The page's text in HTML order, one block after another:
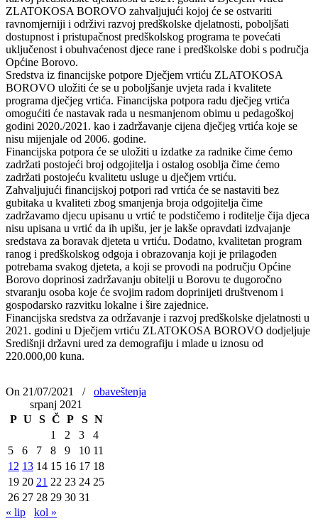
ZLATOKOSA BOROVO zahvaljujući kojoj će se ostvariti
ravnomjerniji i održivi razvoj predškolske djelatnosti, poboljšati
dostupnost i pristupačnost predškolskog programa te povećati
uključenost i obuhvaćenost djece rane i predškolske dobi s područja
Općine Borovo.
Sredstva iz financijske potpore Dječjem vrtiću ZLATOKOSA
BOROVO uložiti će se u poboljšanje uvjeta rada i kvalitete
programa dječjeg vrtića. Financijska potpora radu dječjeg vrtića
omogućiti će nastavak rada u nesmanjenom obimu u pedagoškoj
godini 2020./2021. kao i zadržavanje cijena dječjeg vrtića koje se
nisu mijenjale od 2006. godine.
Financijska potpora će se uložiti u izdatke za radnike čime ćemo
zadržati postojeći broj odgojitelja i ostalog osoblja čime ćemo
zadržati postojeću kvalitetu usluge u dječjem vrtiću.
Zahvaljujući financijskoj potpori rad vrtića će se nastaviti bez
gubitaka u kvaliteti zbog smanjenja broja odgojitelja čime
zadržavamo djecu upisanu u vrtić te podstičemo i roditelje čija djeca
nisu upisana u vrtić da ih upišu, jer je lakše opravdati izdvajanje
sredstava za boravak djeteta u vrtiću. Dodatno, kvalitetan program
ranog i predškolskog odgoja i obrazovanja koji je prilagođen
potrebama svakog djeteta, a koji se provodi na području Općine
Borovo doprinosi zadržavanju obitelji u Borovu te dugoročno
stvaranju osoba koje će svojim radom doprinijeti društvenom i
gospodarsko razvitku lokalne i šire zajednice.
Financijska sredstva za održavanje i razvoj predškolske djelatnosti u
2021. godini u Dječjem vrtiću ZLATOKOSA BOROVO dodjeljuje
Središnji državni ured za demografiju i mlade u iznosu od
220.000,00 kuna.
On 21/07/2021 /
obaveštenja
srpanj 2021
P U S Č P S N
1
2 3
4
5
6 7 8 9 10 11
12 13 14 15 16 17 18
19 20 21 22 23 24 25
26 27 28 29 30 31
« lip
kol »